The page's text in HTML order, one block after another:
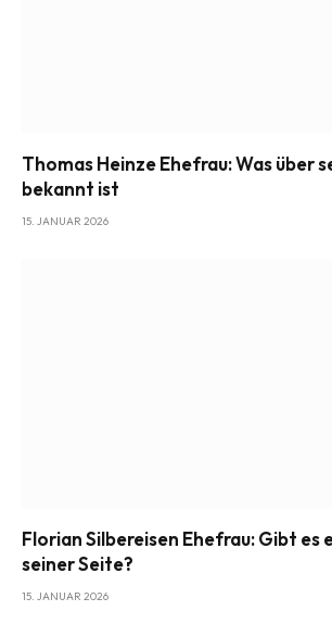
Thomas Heinze Ehefrau: Was über
bekannt ist
15. JANUAR 2026
Florian Silbereisen Ehefrau: Gibt es
seiner Seite?
15. JANUAR 2026